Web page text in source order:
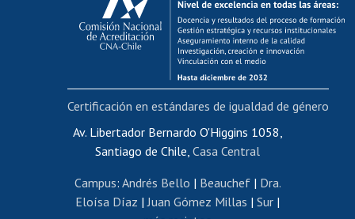
Postulación al AUCAI
Funcionarias/os
Cursos internos de capacitación
Bienestar del personal
Portal de movilidad interna
Certificado de renta
Certificado de renta honorarios
Editar páginas blancas
Av. Libertador Bernardo O'Higgins 1058,
Santiago de Chile, Casa Central
Campus: Andrés Bello | Beauchef| Dra.
Eloísa Díaz |Juan Gómez Millas | Sur |
Certificación en estándares de igualdad de género